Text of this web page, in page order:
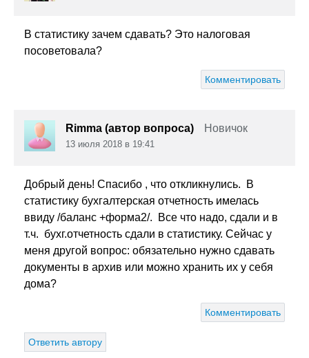
В статистику зачем сдавать? Это налоговая
посоветовала?
Комментировать
Rimma (автор вопроса) Новичок
13 июля 2018 в 19:41
Добрый день! Спасибо , что откликнулись. В
статистику бухгалтерская отчетность имелась
ввиду /баланс +форма2/. Все что надо, сдали и в
т.ч. бухг.отчетность сдали в статистику. Сейчас у
меня другой вопрос: обязательно нужно сдавать
документы в архив или можно хранить их у себя
дома?
Комментировать
Ответить автору